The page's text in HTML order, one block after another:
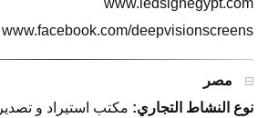
www.ledsignegypt.com
www.facebook.com/deepvisionscreens
مصر
نوع النشاط التجاري: مكتب استيراد و تصدير